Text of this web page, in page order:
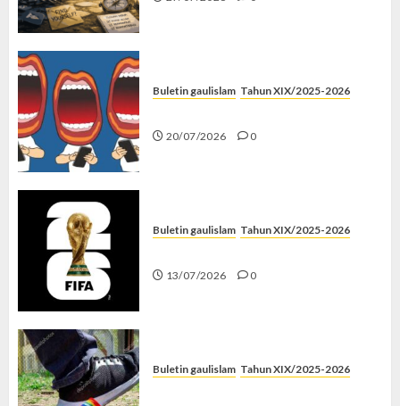
Buletin gaulislam Tahun XIX/2025-2026
20/07/2026 0
Buletin gaulislam Tahun XIX/2025-2026
13/07/2026 0
Buletin gaulislam Tahun XIX/2025-2026